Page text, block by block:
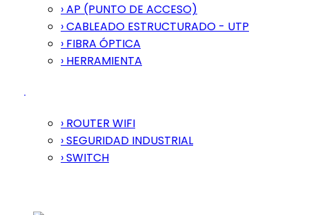
› AP (PUNTO DE ACCESO)
› CABLEADO ESTRUCTURADO - UTP
› FIBRA ÓPTICA
› HERRAMIENTA
› ROUTER WIFI
› SEGURIDAD INDUSTRIAL
› SWITCH